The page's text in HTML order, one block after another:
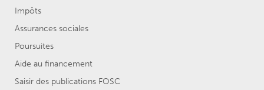
Impôts
Assurances sociales
Poursuites
Aide au financement
Saisir des publications FOSC